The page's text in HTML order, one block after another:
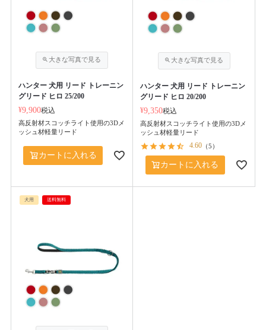
ハンター 犬用 リード トレーニン
グリード ヒロ 25/200
¥9,900税込
高反射材スコッチライト使用の3Dメ
ッシュ材軽量リード
カートに入れる
ハンター 犬用 リード トレーニン
グリード ヒロ 20/200
¥9,350税込
高反射材スコッチライト使用の3Dメ
ッシュ材軽量リード
4.60 （5 ）
カートに入れる
犬用 送料無料